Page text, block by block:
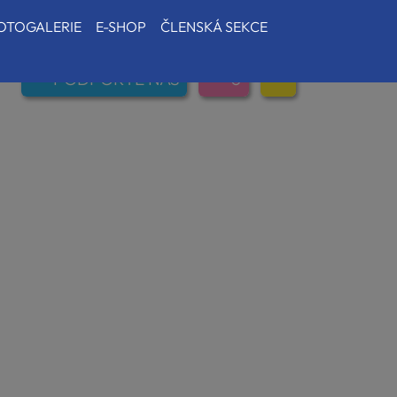
E-SHOP ČLENSKÁ SEKCE
PODPOŘTE NÁS 0